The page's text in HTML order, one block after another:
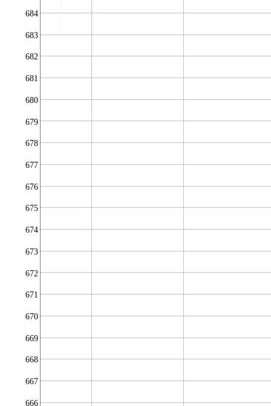
666
667
668
669
670
671
672
673
674
675
676
677
678
679
680
681
682
683
684